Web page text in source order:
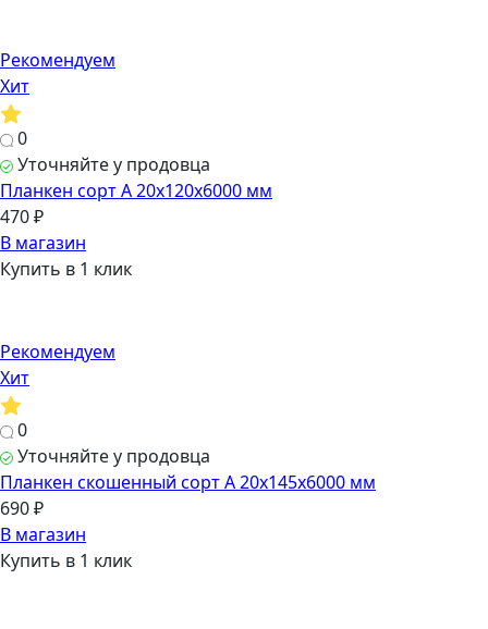
Рекомендуем
Хит
0
Уточняйте у продовца
Планкен сорт А 20х120х6000 мм
470 ₽
В магазин
Купить в 1 клик
Рекомендуем
Хит
0
Уточняйте у продовца
Планкен скошенный сорт А 20х145х6000 мм
690 ₽
В магазин
Купить в 1 клик